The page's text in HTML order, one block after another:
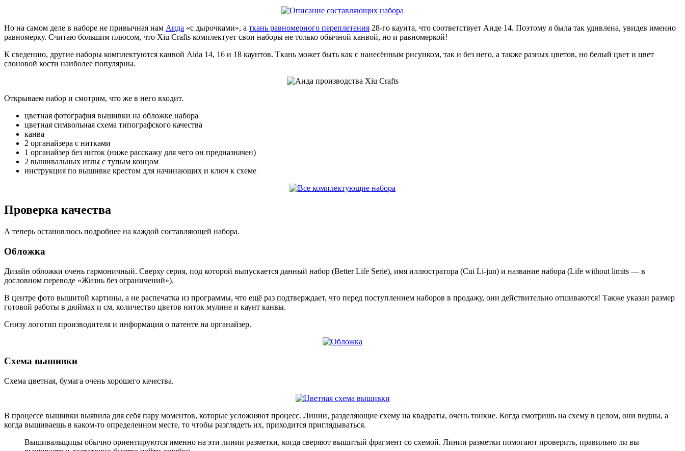
Но на самом деле в наборе не привычная нам Аида «с дырочками», а ткань равномерного переплетения 28-го каунта, что соответствует Аиде 14. Поэтому я была так удивлена, увидев именно
равномерку. Считаю большим плюсом, что Xiu Crafts комплектует свои наборы не только обычной канвой, но и равномеркой!
К сведению, другие наборы комплектуются канвой Aida 14, 16 и 18 каунтов. Ткань может быть как с нанесённым рисунком, так и без него, а также разных цветов, но белый цвет и цвет
слоновой кости наиболее популярны.
Открываем набор и смотрим, что же в него входит.
цветная фотография вышивки на обложке набора
цветная символьная схема типографского качества
канва
2 органайзера с нитками
1 органайзер без ниток (ниже расскажу для чего он предназначен)
2 вышивальных иглы с тупым концом
инструкция по вышивке крестом для начинающих и ключ к схеме
Проверка качества
А теперь остановлюсь подробнее на каждой составляющей набора.
Обложка
Дизайн обложки очень гармоничный. Сверху серия, под которой выпускается данный набор (Better Life Serie), имя иллюстратора (Cui Li-jun) и название набора (Life without limits — в
дословном переводе «Жизнь без ограничений»).
В центре фото вышитой картины, а не распечатка из программы, что ещё раз подтверждает, что перед поступлением наборов в продажу, они действительно отшиваются! Также указан размер
готовой работы в дюймах и см, количество цветов ниток мулине и каунт канвы.
Снизу логотип производителя и информация о патенте на органайзер.
Схема вышивки
Схема цветная, бумага очень хорошего качества.
В процессе вышивки выявила для себя пару моментов, которые усложняют процесс. Линии, разделяющие схему на квадраты, очень тонкие. Когда смотришь на схему в целом, они видны, а
когда вышиваешь в каком-то определенном месте, то чтобы разглядеть их, приходится приглядываться.
Вышивальщицы обычно ориентируются именно на эти линии разметки, когда сверяют вышитый фрагмент со схемой. Линии разметки помогают проверить, правильно ли вы